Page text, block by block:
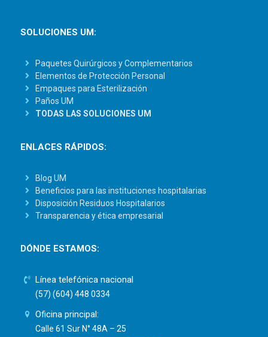
SOLUCIONES UM:
Paquetes Quirúrgicos y Complementarios
Elementos de Protección Personal
Empaques para Esterilización
Paños UM
TODAS LAS SOLUCIONES UM
ENLACES RÁPIDOS:
Blog UM
Beneficios para las instituciones hospitalarias
Disposición Residuos Hospitalarios
Transparencia y ética empresarial
DÓNDE ESTAMOS:
Línea telefónica nacional
(57) (604) 448 0334
Oficina principal:
Calle 61 Sur N° 48A – 25